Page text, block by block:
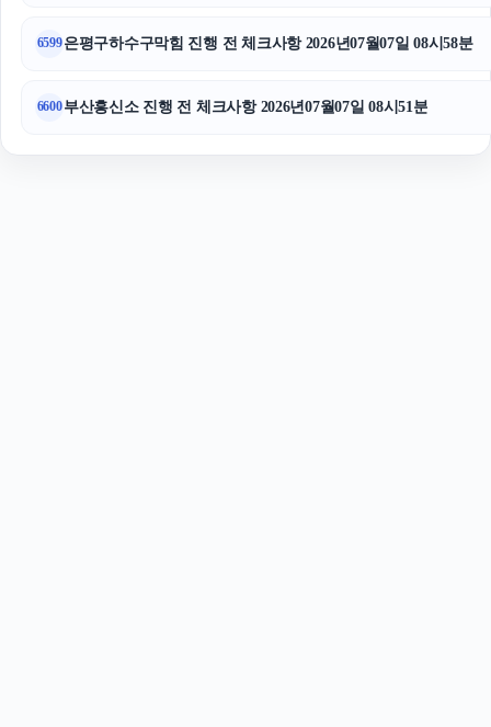
6599은평구하수구막힘 진행 전 체크사항 2026년07월07일 08시58분
6600부산흥신소 진행 전 체크사항 2026년07월07일 08시51분